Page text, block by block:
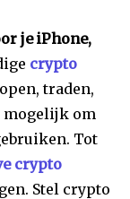
je iPhone,
crypto
traden,
mogelijk om
Tot
crypto
Stel crypto